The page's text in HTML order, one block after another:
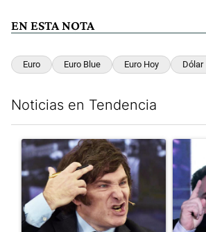
EN ESTA NOTA
Euro Euro Blue Euro Hoy Dólar
Noticias en Tendencia
Un artículo de tendencia con el título
Un